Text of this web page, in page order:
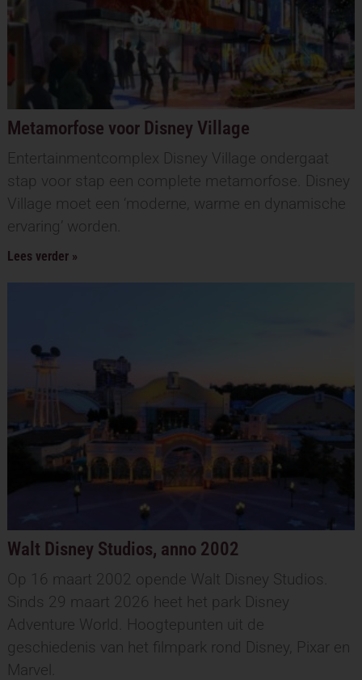
Metamorfose voor Disney Village
Entertainmentcomplex Disney Village ondergaat
stap voor stap een complete metamorfose. Disney
Village moet een ‘moderne, warme en dynamische
ervaring’ worden.
Lees verder »
Walt Disney Studios, anno 2002
Op 16 maart 2002 opende Walt Disney Studios.
Sinds 29 maart 2026 heet het park Disney
Adventure World. Hoogtepunten uit de
geschiedenis van het filmpark rond Disney, Pixar en
Marvel.